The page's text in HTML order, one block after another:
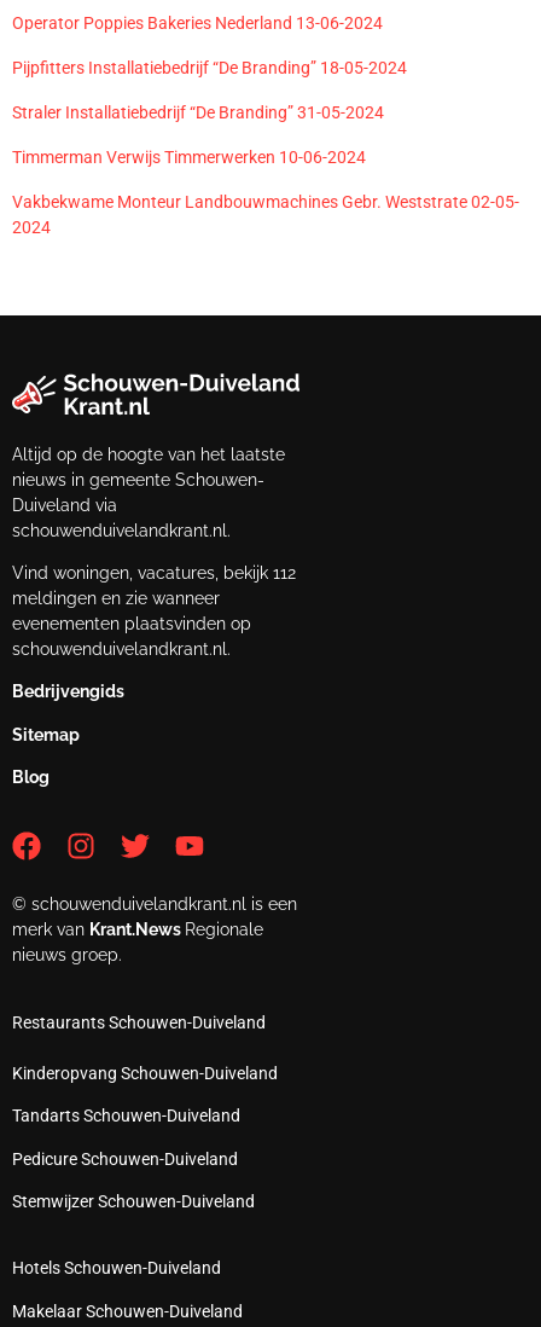
Operator Poppies Bakeries Nederland 13-06-2024
Pijpfitters Installatiebedrijf “De Branding” 18-05-2024
Straler Installatiebedrijf “De Branding” 31-05-2024
Timmerman Verwijs Timmerwerken 10-06-2024
Vakbekwame Monteur Landbouwmachines Gebr. Weststrate 02-05-
2024
Altijd op de hoogte van het laatste
nieuws in gemeente Schouwen-
Duiveland via
schouwenduivelandkrant.nl.
Vind woningen, vacatures, bekijk 112
meldingen en zie wanneer
evenementen plaatsvinden op
schouwenduivelandkrant.nl.
Bedrijvengids
Sitemap
Blog
© schouwenduivelandkrant.nl is een
merk van Krant.News Regionale
nieuws groep.
Restaurants Schouwen-Duiveland
Kinderopvang Schouwen-Duiveland
Tandarts Schouwen-Duiveland
Pedicure Schouwen-Duiveland
Stemwijzer Schouwen-Duiveland
Hotels Schouwen-Duiveland
Makelaar Schouwen-Duiveland